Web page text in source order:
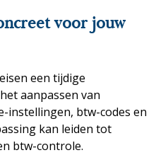
voor jouw
een tijdige
aanpassen van
instellingen, btw-codes en
kan leiden tot
btw-controle.